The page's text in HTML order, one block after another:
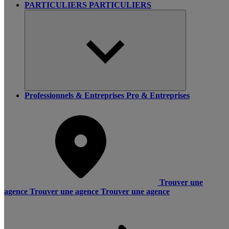
PARTICULIERS PARTICULIERS
Professionnels & Entreprises Pro & Entreprises
Trouver une
agence Trouver une agence Trouver une agence